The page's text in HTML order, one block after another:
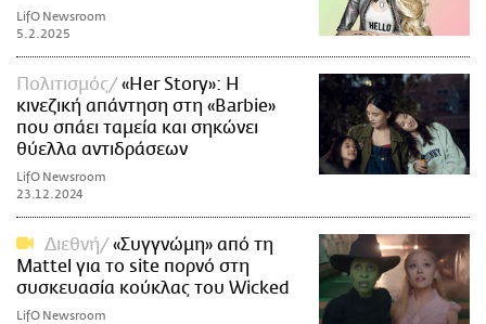
LifO Newsroom
5.2.2025
Πολιτισμός
«Her Story»: Η
κινεζική απάντηση στη «Barbie»
που σπάει ταμεία και σηκώνει
θύελλα αντιδράσεων
LifO Newsroom
23.12.2024
Διεθνή
«Συγγνώμη» από τη
Mattel για το site πορνό στη
συσκευασία κούκλας του Wicked
LifO Newsroom